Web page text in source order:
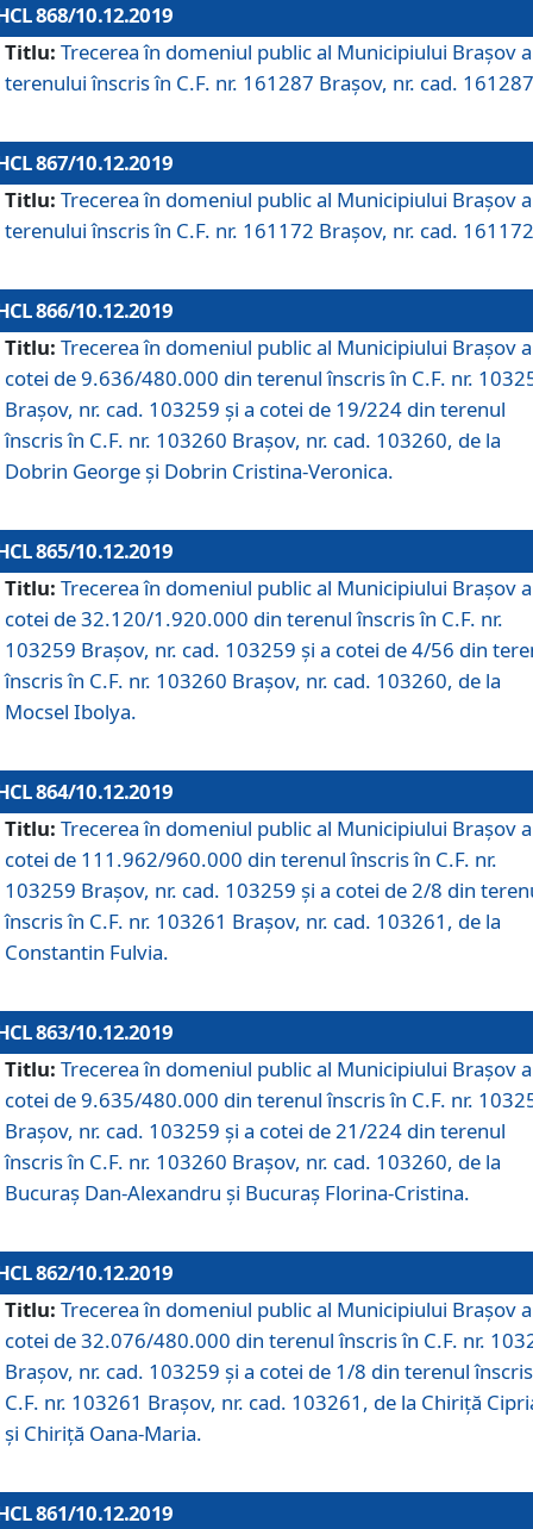
868/10.12.2019
Titlu: Trecerea în domeniul public al Municipiului Braşov a
terenului înscris în C.F. nr. 161287 Brașov, nr. cad.
867/10.12.2019
Titlu: Trecerea în domeniul public al Municipiului Braşov a
terenului înscris în C.F. nr. 161172 Brașov, nr. cad.
866/10.12.2019
Titlu: Trecerea în domeniul public al Municipiului Braşov a
cotei de 9.636/480.000 din terenul înscris în C.F. nr.
Brașov, nr. cad. 103259 și a cotei de 19/224 din terenul
înscris în C.F. nr. 103260 Brașov, nr. cad. 103260, de la
Dobrin George și Dobrin Cristina-Veronica.
865/10.12.2019
Titlu: Trecerea în domeniul public al Municipiului Braşov a
cotei de 32.120/1.920.000 din terenul înscris în C.F. nr.
103259 Brașov, nr. cad. 103259 și a cotei de 4/56 din
înscris în C.F. nr. 103260 Brașov, nr. cad. 103260, de la
Mocsel Ibolya.
864/10.12.2019
Titlu: Trecerea în domeniul public al Municipiului Braşov a
cotei de 111.962/960.000 din terenul înscris în C.F. nr.
103259 Brașov, nr. cad. 103259 și a cotei de 2/8 din
înscris în C.F. nr. 103261 Brașov, nr. cad. 103261, de la
Constantin Fulvia.
863/10.12.2019
Titlu: Trecerea în domeniul public al Municipiului Braşov a
cotei de 9.635/480.000 din terenul înscris în C.F. nr.
Brașov, nr. cad. 103259 și a cotei de 21/224 din terenul
înscris în C.F. nr. 103260 Brașov, nr. cad. 103260, de la
Bucuraș Dan-Alexandru și Bucuraș Florina-Cristina.
862/10.12.2019
Titlu: Trecerea în domeniul public al Municipiului Braşov a
cotei de 32.076/480.000 din terenul înscris în C.F. nr.
Brașov, nr. cad. 103259 și a cotei de 1/8 din terenul
C.F. nr. 103261 Brașov, nr. cad. 103261, de la Chiriță
și Chiriță Oana-Maria.
861/10.12.2019